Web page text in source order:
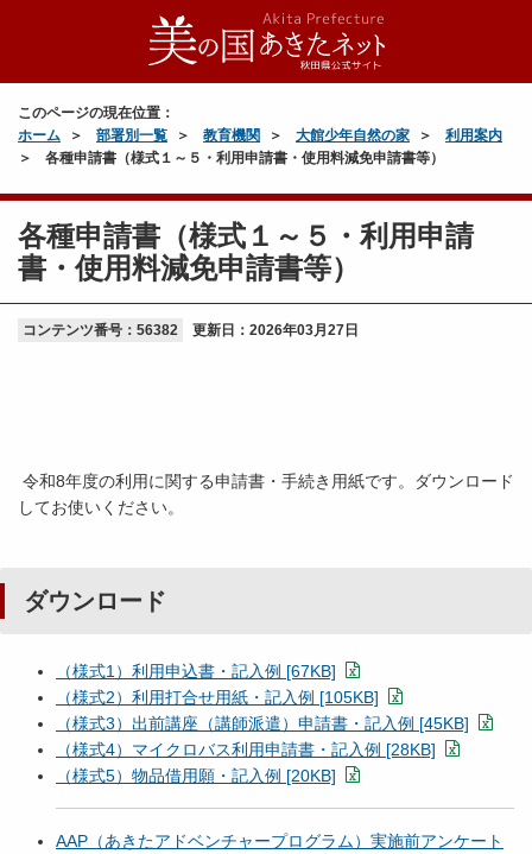
このページの現在位置：
ホーム
部署別一覧 教育機関 大館少年自然の家
利用案内
各種申請書（様式１～５・利用申請書・使用料減免申請書等）
各種申請書（様式１～５・利用申請
書・使用料減免申請書等）
コンテンツ番号：56382 更新日： 2026年03月27日
令和8年度の利用に関する申請書・手続き用紙です。ダウンロード
してお使いください。
ダウンロード
（様式1）利用申込書・記入例 [67KB]
（様式2）利用打合せ用紙・記入例 [105KB]
（様式3）出前講座（講師派遣）申請書・記入例 [45KB]
（様式4）マイクロバス利用申請書・記入例 [28KB]
（様式5）物品借用願・記入例 [20KB]
AAP（あきたアドベンチャープログラム）実施前アンケート